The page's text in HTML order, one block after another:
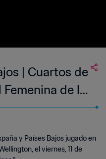
| Cuartos de
de la
Zelanda
y Países Bajos jugado en
el viernes, 11 de